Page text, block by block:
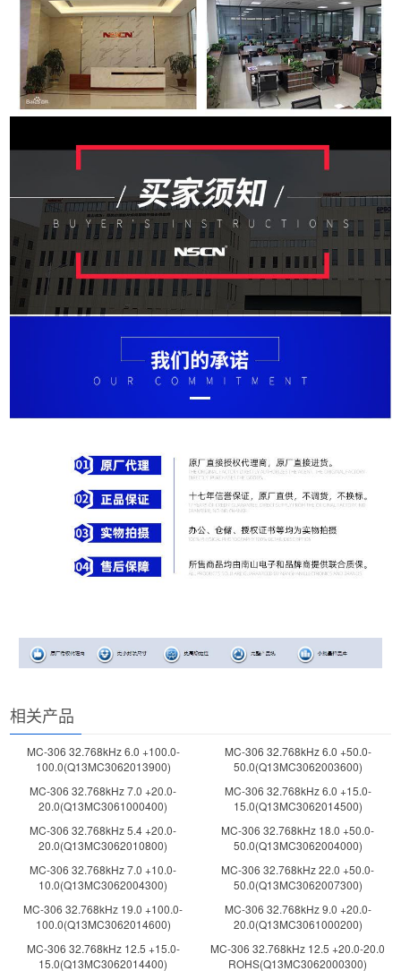
相关产品
MC-306 32.768kHz 6.0 +100.0-
100.0(Q13MC3062013900)
MC-306 32.768kHz 6.0 +50.0-
50.0(Q13MC3062003600)
MC-306 32.768kHz 7.0 +20.0-
20.0(Q13MC3061000400)
MC-306 32.768kHz 6.0 +15.0-
15.0(Q13MC3062014500)
MC-306 32.768kHz 5.4 +20.0-
20.0(Q13MC3062010800)
MC-306 32.768kHz 18.0 +50.0-
50.0(Q13MC3062004000)
MC-306 32.768kHz 7.0 +10.0-
10.0(Q13MC3062004300)
MC-306 32.768kHz 22.0 +50.0-
50.0(Q13MC3062007300)
MC-306 32.768kHz 19.0 +100.0-
100.0(Q13MC3062014600)
MC-306 32.768kHz 9.0 +20.0-
20.0(Q13MC3061000200)
MC-306 32.768kHz 12.5 +15.0-
15.0(Q13MC3062014400)
MC-306 32.768kHz 12.5 +20.0-20.0
ROHS(Q13MC3062000300)